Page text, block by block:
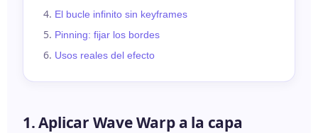
El bucle infinito sin keyframes
Pinning: fijar los bordes
Usos reales del efecto
1. Aplicar Wave Warp a la capa